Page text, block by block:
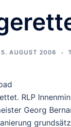
AUGUST 2006
RLP
Georg